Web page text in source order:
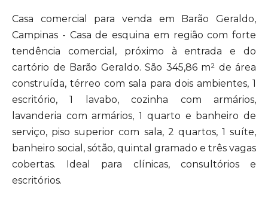
Casa comercial para venda em Barão Geraldo,
Campinas - Casa de esquina em região com forte
tendência comercial, próximo à entrada e do
cartório de Barão Geraldo. São 345,86 m² de área
construída, térreo com sala para dois ambientes, 1
escritório, 1 lavabo, cozinha com armários,
lavanderia com armários, 1 quarto e banheiro de
serviço, piso superior com sala, 2 quartos, 1 suíte,
banheiro social, sótão, quintal gramado e três vagas
cobertas. Ideal para clínicas, consultórios e
escritórios.